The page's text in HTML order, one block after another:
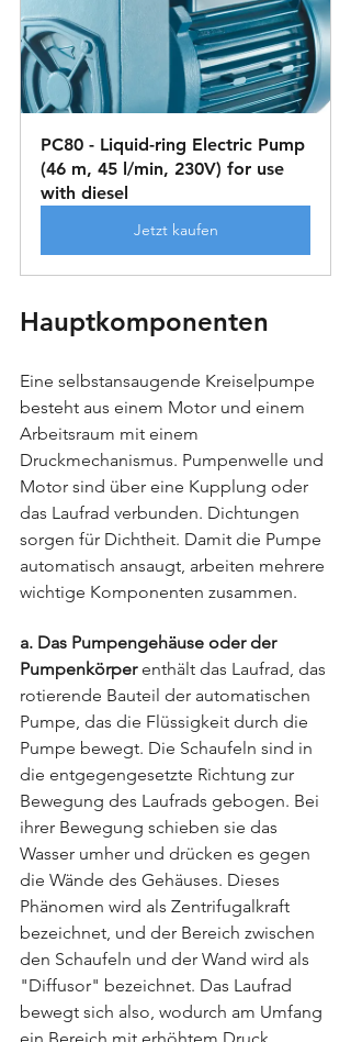
PC80 - Liquid-ring Electric Pump
(46 m, 45 l/min, 230V) for use
with diesel
Jetzt kaufen
Hauptkomponenten
Eine selbstansaugende Kreiselpumpe
besteht aus einem Motor und einem
Arbeitsraum mit einem
Druckmechanismus. Pumpenwelle und
Motor sind über eine Kupplung oder
das Laufrad verbunden. Dichtungen
sorgen für Dichtheit. Damit die Pumpe
automatisch ansaugt, arbeiten mehrere
wichtige Komponenten zusammen.
a. Das Pumpengehäuse oder der
Pumpenkörper enthält das Laufrad, das
rotierende Bauteil der automatischen
Pumpe, das die Flüssigkeit durch die
Pumpe bewegt. Die Schaufeln sind in
die entgegengesetzte Richtung zur
Bewegung des Laufrads gebogen. Bei
ihrer Bewegung schieben sie das
Wasser umher und drücken es gegen
die Wände des Gehäuses. Dieses
Phänomen wird als Zentrifugalkraft
bezeichnet, und der Bereich zwischen
den Schaufeln und der Wand wird als
"Diffusor" bezeichnet. Das Laufrad
bewegt sich also, wodurch am Umfang